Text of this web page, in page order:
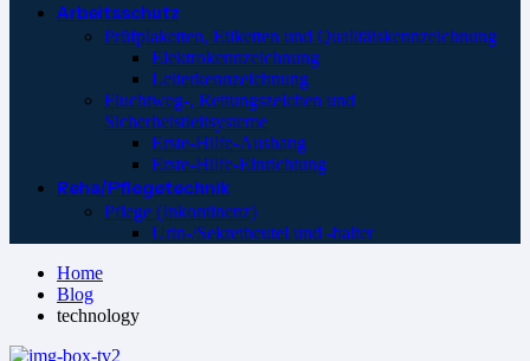
Arbeitsschutz
Prüfplaketten, Etiketten und Qualitätskennzeichnung
Elektrokennzeichnung
Leiterkennzeichnung
Fluchtweg-, Rettungszeichen und
Sicherheistleitsysteme
Erste-Hilfe-Aushang
Erste-Hilfe-Einrichtung
Reha/Pflegetechnik
Pflege (Inkontinenz)
Urin-/Sekretbeutel und -halter
Home
Blog
technology